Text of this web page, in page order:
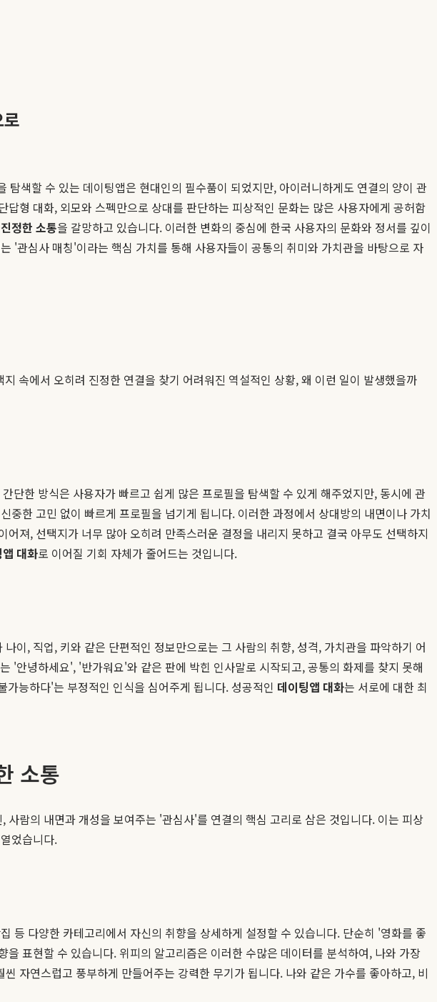
색할 수 있는 데이팅앱은 현대인의 필수품이 되었지만, 아이러니하게도 연결의 양이 관
형 대화, 외모와 스펙만으로 상대를 판단하는 피상적인 문화는 많은 사용자에게 공허함
진정한 소통을 갈망하고 있습니다. 이러한 변화의 중심에 한국 사용자의 문화와 정서를 깊이
'관심사 매칭'이라는 핵심 가치를 통해 사용자들이 공통의 취미와 가치관을 바탕으로 자
속에서 오히려 진정한 연결을 찾기 어려워진 역설적인 상황, 왜 이런 일이 발생했을까
한 방식은 사용자가 빠르고 쉽게 많은 프로필을 탐색할 수 있게 해주었지만, 동시에 관
한 고민 없이 빠르게 프로필을 넘기게 됩니다. 이러한 과정에서 상대방의 내면이나 가치
져, 선택지가 너무 많아 오히려 만족스러운 결정을 내리지 못하고 결국 아무도 선택하지
대화로 이어질 기회 자체가 줄어드는 것입니다.
이, 직업, 키와 같은 단편적인 정보만으로는 그 사람의 취향, 성격, 가치관을 파악하기 어
'안녕하세요', '반가워요'와 같은 판에 박힌 인사말로 시작되고, 공통의 화제를 찾지 못해
능하다'는 부정적인 인식을 심어주게 됩니다. 성공적인 데이팅앱 대화는 서로에 대한 최
소통
람의 내면과 개성을 보여주는 '관심사'를 연결의 핵심 고리로 삼은 것입니다. 이는 피상
었습니다.
등 다양한 카테고리에서 자신의 취향을 상세하게 설정할 수 있습니다. 단순히 '영화를 좋
표현할 수 있습니다. 위피의 알고리즘은 이러한 수많은 데이터를 분석하여, 나와 가장
자연스럽고 풍부하게 만들어주는 강력한 무기가 됩니다. 나와 같은 가수를 좋아하고, 비